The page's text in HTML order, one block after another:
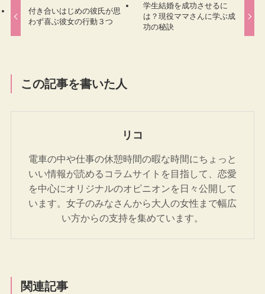
付き合いはじめの彼氏が思
わず喜ぶ彼女の行動３つ
学生結婚を成功させるに
は？現役ママさんに学ぶ成
功の秘訣
この記事を書いた人
リコ
電車の中や仕事の休憩時間の暇な時間にちょっと
いい情報が読めるコラムサイトを目指して、恋愛
を中心にオリジナルのオピニオンを日々公開して
います。女子のみなさんから大人の女性まで幅広
い方からの支持を集めています。
関連記事